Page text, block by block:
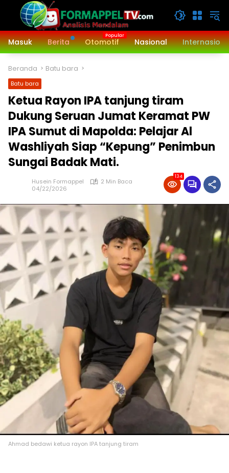
Langsung
konten
Masuk
Berita Otomotif Nasional
Beranda Batu bara
Batu bara
Ketua Rayon IPA tanjung tiram
Dukung Seruan Jumat Keramat PW
IPA Sumut di Mapolda: Pelajar Al
Washliyah Siap “Kepung” Penimbun
Sungai Badak Mati.
Husein Formappel
2 Min Baca
04/22/2026
134
Ahmad bedawi ketua rayon IPA tanjung tiram